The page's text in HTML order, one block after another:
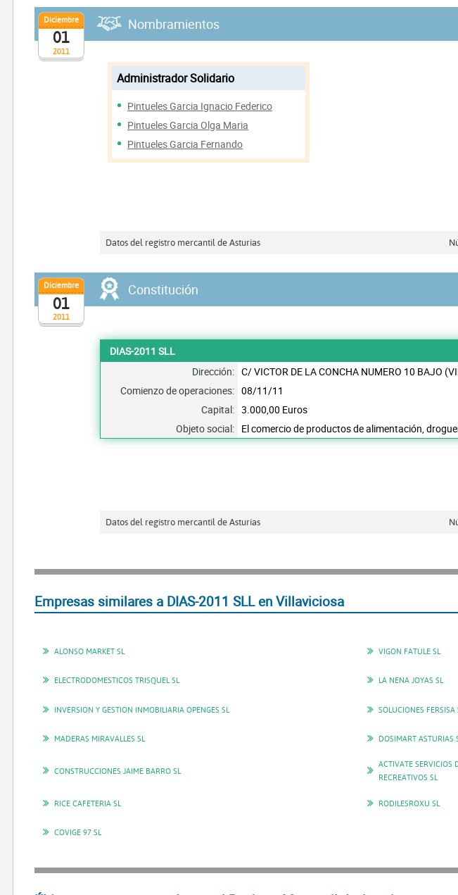
2011
Diciembre
01
Nombramientos
Administrador Solidario
Pintueles Garcia Ignacio Federico
Pintueles Garcia Olga Maria
Pintueles Garcia Fernando
Datos del registro mercantil de Asturias
2011
Diciembre
01
Constitución
DIAS-2011 SLL
Dirección: C/ VICTOR DE LA CONCHA NUMERO 10 BAJO
Comienzo de operaciones: 08/11/11
Capital: 3.000,00 Euros
Objeto social: El comercio de productos de alimentación,
Datos del registro mercantil de Asturias
Empresas similares a DIAS-2011 SLL en Villaviciosa
ALONSO MARKET SL VIGON FATULE SL
ELECTRODOMESTICOS TRISQUEL SL LA NENA JOYAS SL
INVERSION Y GESTION INMOBILIARIA OPENGES SL SOLUCIONES FERSISA
MADERAS MIRAVALLES SL DOSIMART ASTURIAS
CONSTRUCCIONES JAIME BARRO SL
ACTIVATE SERVICIOS
RECREATIVOS SL
RICE CAFETERIA SL RODILESROXU SL
COVIGE 97 SL